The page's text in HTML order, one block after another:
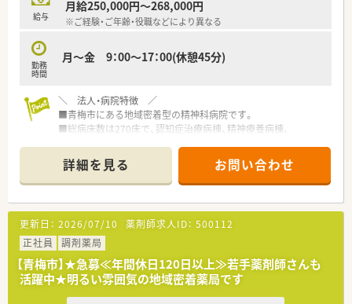
給与
月給250,000円～268,000円
※ご経験・ご年齢・役職などにより異なる
勤務
時間
月～金 9：00～17：00(休憩45分)
＼ 法人・病院特徴 ／
■青梅市にある地域密着型の精神科病院です。
■総病床数は270床で、認知症治療病棟、精神療養病棟、
■精神科の急性期・慢性期の治療と社会復帰支援に注力している
ため、平均在院日数が短いのことも特徴です。
■長期入院患者を地域社会へ退院させる社会復帰活動の一環と
して、
精神科グループホーム、訪問介護事業を開設されています。
■薬剤師は常勤3名在籍。複数名体制です。
＼ 求人オススメポイント ／
■希少な土日祝休み♪
■日勤のみ・残業ほぼございません！
■薬剤師2～3名体制
詳細を見る お問い合わせ
更新日： 2026/07/10 薬剤師求人ID： 500112
正社員
調剤薬局
【青梅市】★急募≪年間休日120日以上≫若手薬剤師さんも
活躍中★明るい雰囲気の地域密着薬局です